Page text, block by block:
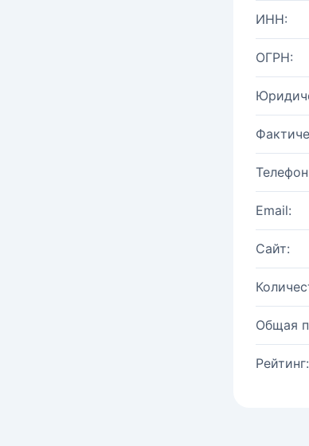
ИНН:
ОГРН:
Email:
Сайт:
Общая
Рейтинг: